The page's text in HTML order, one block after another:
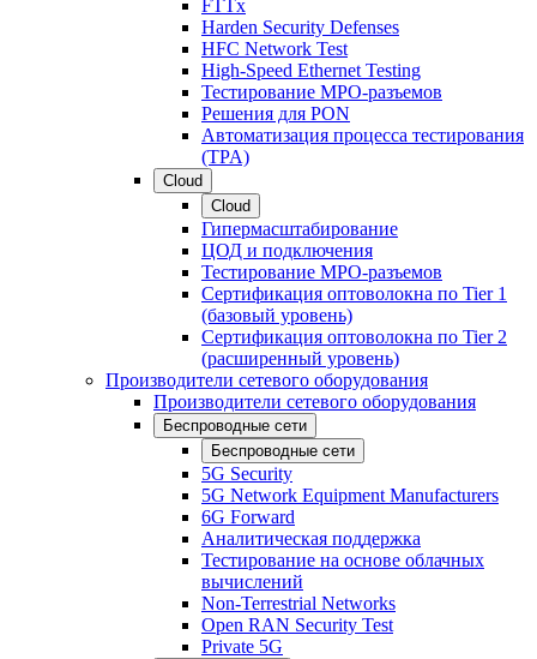
FTTx
Harden Security Defenses
HFC Network Test
High-Speed Ethernet Testing
Тестирование МРО-разъемов
Решения для PON
Автоматизация процесса тестирования
(TPA)
Cloud
Cloud
Гипермасштабирование
ЦОД и подключения
Тестирование МРО-разъемов
Сертификация оптоволокна по Tier 1
(базовый уровень)
Сертификация оптоволокна по Tier 2
(расширенный уровень)
Производители сетевого оборудования
Производители сетевого оборудования
Беспроводные сети
Беспроводные сети
5G Security
5G Network Equipment Manufacturers
6G Forward
Аналитическая поддержка
Тестирование на основе облачных
вычислений
Non-Terrestrial Networks
Open RAN Security Test
Private 5G